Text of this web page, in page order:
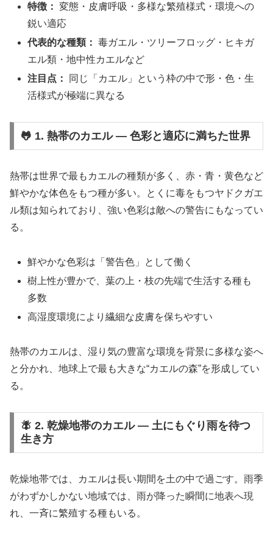
特徴： 変態・皮膚呼吸・多様な繁殖様式・環境への
鋭い適応
代表的な種類： 毒ガエル・ツリーフロッグ・ヒキガ
エル類・地中性カエルなど
注目点：
同じ「カエル」という枠の中で形・色・生
活様式が極端に異なる
🐸 1. 熱帯のカエル ― 色彩と適応に満ちた世界
熱帯は世界で最もカエルの種類が多く、赤・青・黄色など
鮮やかな体色をもつ種が多い。とくに毒をもつヤドクガエ
ル類は知られており、強い色彩は敵への警告にもなってい
る。
鮮やかな色彩は「警告色」として働く
樹上性が豊かで、葉の上・枝の先端で生活する種も
多数
高湿度環境により繊細な皮膚を保ちやすい
熱帯のカエルは、湿り気の豊富な環境を背景に多様な姿へ
と分かれ、地球上で最も大きな“カエルの森”を形成してい
る。
🪰 2. 乾燥地帯のカエル ― 土にもぐり雨を待つ
生き方
乾燥地帯では、カエルは長い期間を土の中で過ごす。雨季
がわずかしかない地域では、雨が降った瞬間に地表へ現
れ、一斉に繁殖する種もいる。